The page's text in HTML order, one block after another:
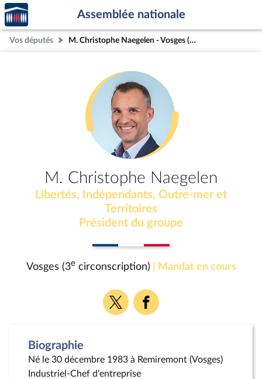
Aller au contenu
Aller en bas de la page
Accèder
à la
page
d'accueil
Assemblée nationale
Vos députés M. Christophe Naegelen - Vosges (3e circonscription)
M. Christophe Naegelen
Libertés, Indépendants, Outre-mer et
Territoires
Président du groupe
Vosges (3ecirconscription) | Mandat en cours
Voir
la
Voir
la
Biographie
Né le 30 décembre 1983 à Remiremont (Vosges)
Industriel-Chef d'entreprise